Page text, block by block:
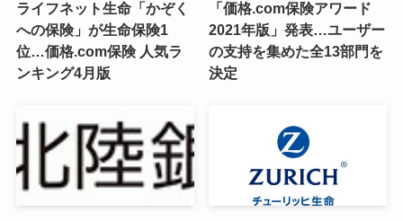
ライフネット生命「かぞく
への保険」が生命保険1
位…価格.com保険 人気ラ
ンキング4月版
「価格.com保険アワード
2021年版」発表…ユーザー
の支持を集めた全13部門を
決定